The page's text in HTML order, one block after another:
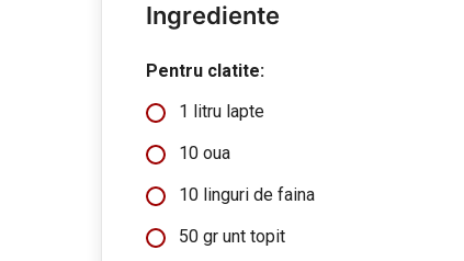
Ingrediente
Pentru clatite:
1 litru lapte
10 oua
10 linguri de faina
50 gr unt topit